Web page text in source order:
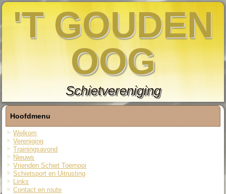
'T GOUDEN
OOG
Schietvereniging
Hoofdmenu
Welkom
Vereniging
Trainingsavond
Nieuws
Vrienden Schiet Toernooi
Schietsport en Uitrusting
Links
Contact en route